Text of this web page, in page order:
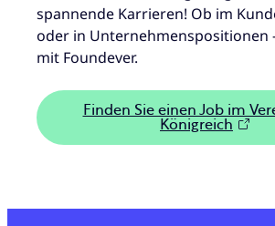
spannende Karrieren! Ob im
oder in Unternehmenspositionen
mit Foundever.
Finden Sie einen Job im
Königreich